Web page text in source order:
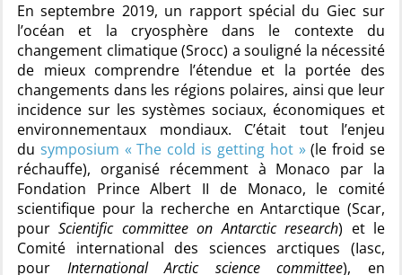
En septembre 2019, un rapport spécial du Giec sur
l’océan et la cryosphère dans le contexte du
changement climatique (Srocc) a souligné la nécessité
de mieux comprendre l’étendue et la portée des
changements dans les régions polaires, ainsi que leur
incidence sur les systèmes sociaux, économiques et
environnementaux mondiaux. C’était tout l’enjeu
du symposium « The cold is getting hot »(le froid se
réchauffe), organisé récemment à Monaco par la
Fondation Prince Albert II de Monaco, le comité
scientifique pour la recherche en Antarctique (Scar,
pourScientific committee on Antarctic research) et le
Comité international des sciences arctiques (Iasc,
pour International Arctic science committee), en